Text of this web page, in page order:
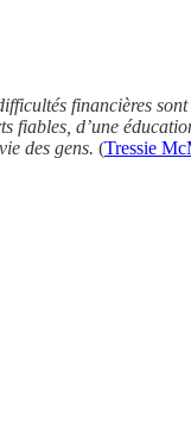
financières
fiables, d’une
des gens. (Tressie